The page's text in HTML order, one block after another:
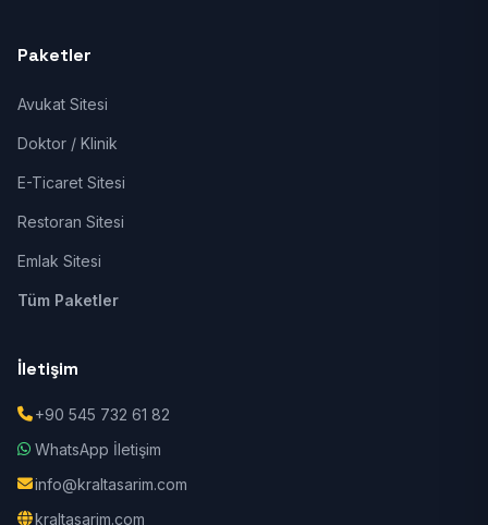
Paketler
Avukat Sitesi
Doktor / Klinik
E-Ticaret Sitesi
Restoran Sitesi
Emlak Sitesi
Tüm Paketler
İletişim
+90 545 732 61 82
WhatsApp İletişim
info@kraltasarim.com
kraltasarim.com